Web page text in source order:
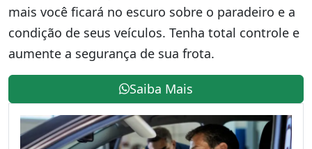
mais você ficará no escuro sobre o paradeiro e a
condição de seus veículos. Tenha total controle e
aumente a segurança de sua frota.
Saiba Mais